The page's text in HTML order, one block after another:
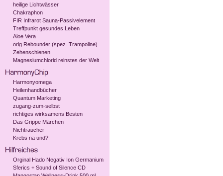
heilige Lichtwässer
Chakraphon
FIR Infrarot Sauna-Passivelement
Treffpunkt gesundes Leben
Aloe Vera
orig.Rebounder (spez. Trampoline)
Zehenschienen
Magnesiumchlorid reinstes der Welt
Harmonyomega
Heilenhandbücher
Quantum Marketing
zugang-zum-selbst
richtiges wirksamens Besten
Das Grippe Märchen
Nichtraucher
Krebs na und?
Orginal Hado Negativ Ion Germanium
Sferics + Sound of Silence CD